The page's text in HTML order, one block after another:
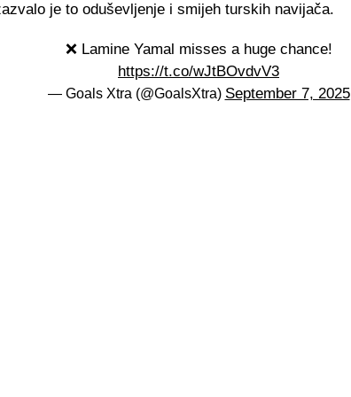
je to oduševljenje i smijeh turskih navijača.
❌ Lamine Yamal misses a huge chance!
https://t.co/wJtBOvdvV3
— Goals Xtra (@GoalsXtra) September 7, 2025